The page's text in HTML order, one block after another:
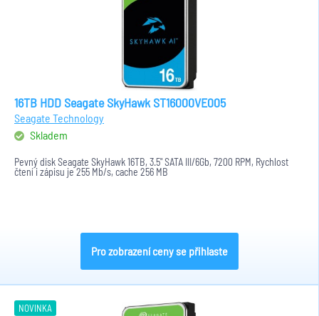
16TB HDD Seagate SkyHawk ST16000VE005
Seagate Technology
Skladem
Pevný disk Seagate SkyHawk 16TB, 3.5" SATA III/6Gb, 7200 RPM, Rychlost
čtení i zápisu je 255 Mb/s, cache 256 MB
Pro zobrazení ceny se přihlaste
NOVINKA